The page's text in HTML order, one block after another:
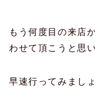
もう何度目の来店
わせて頂こうと思
早速行ってみましょ